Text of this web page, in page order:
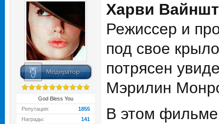
God Bless You
Репутация:
1855
Награды:
141
Харви
Режиссер и
под свое
потрясен
Мэрилин
В этом